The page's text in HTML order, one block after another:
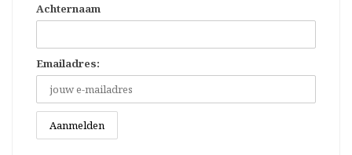
Achternaam
Emailadres: